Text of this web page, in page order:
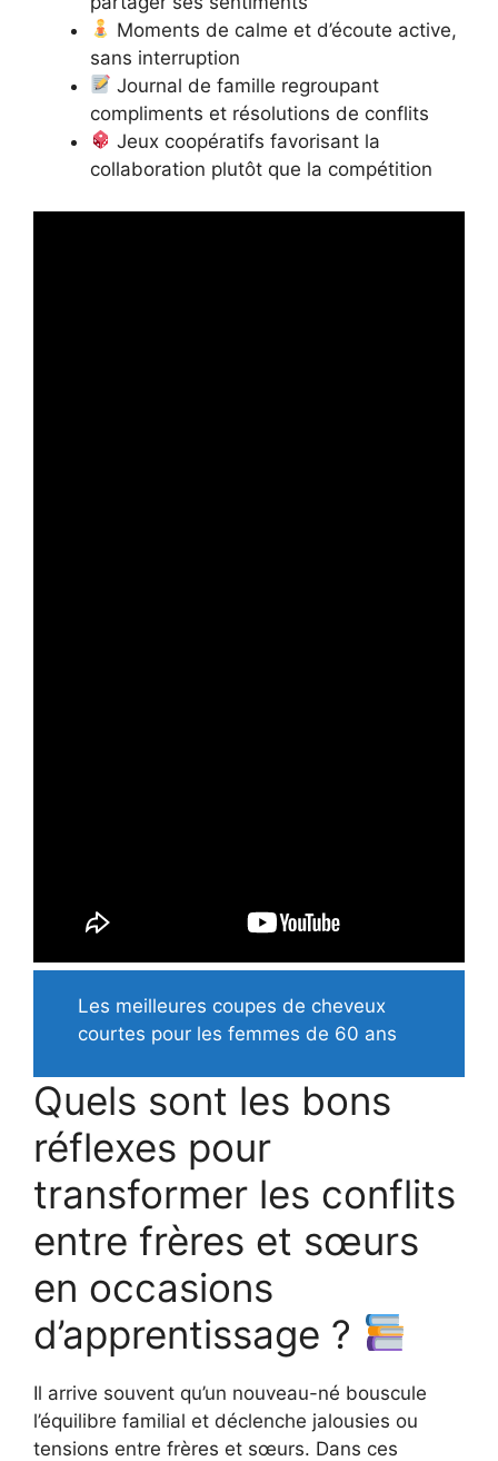
Moments de calme et d’écoute active,
sans interruption
Journal de famille regroupant
compliments et résolutions de conflits
Jeux coopératifs favorisant la
collaboration plutôt que la compétition
Les meilleures coupes de cheveux
courtes pour les femmes de 60 ans
Quels sont les bons
réflexes pour
transformer les conflits
entre frères et sœurs
en occasions
d’apprentissage ?
Il arrive souvent qu’un nouveau-né bouscule
l’équilibre familial et déclenche jalousies ou
tensions entre frères et sœurs. Dans ces